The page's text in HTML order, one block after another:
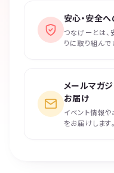
安心・安全
つなげーとは、
りに取り組んで
メールマガ
お届け
イベント情報
をお届けします。